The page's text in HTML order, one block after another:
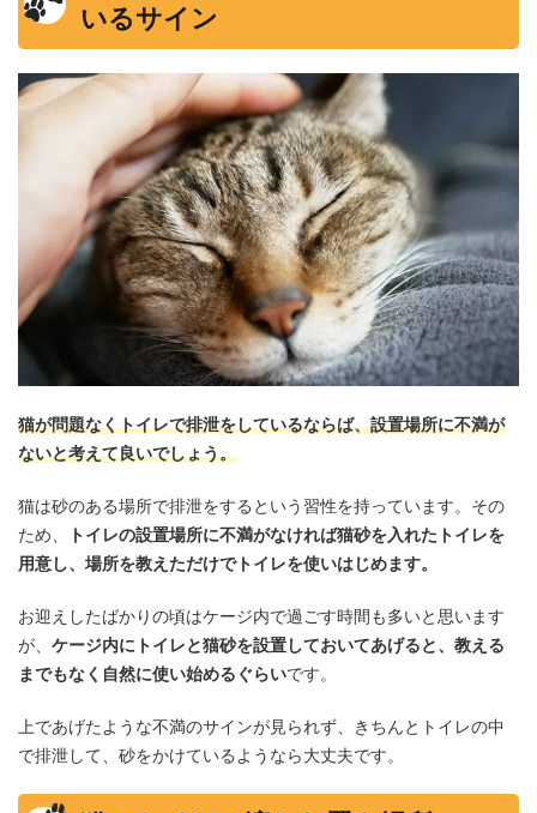
いるサイン
猫が問題なくトイレで排泄をしているならば、設置場所に不満が
ないと考えて良いでしょう。
猫は砂のある場所で排泄をするという習性を持っています。その
ため、
トイレの設置場所に不満がなければ猫砂を入れたトイレを
用意し、場所を教えただけでトイレを使いはじめます。
お迎えしたばかりの頃はケージ内で過ごす時間も多いと思います
が、 ケージ内にトイレと猫砂を設置しておいてあげると、教える
までもなく自然に使い始めるぐらいです。
上であげたような不満のサインが見られず、きちんとトイレの中
で排泄して、砂をかけているようなら大丈夫です。